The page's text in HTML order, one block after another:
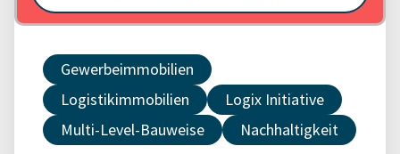
Gewerbeimmobilien
Logistikimmobilien
Logix Initiative
Multi-Level-Bauweise
Nachhaltigkeit